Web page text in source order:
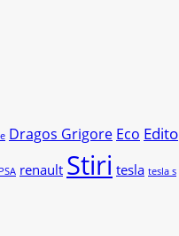
Dragos Grigore Eco Edito
PSA renault Stiri tesla tesla s